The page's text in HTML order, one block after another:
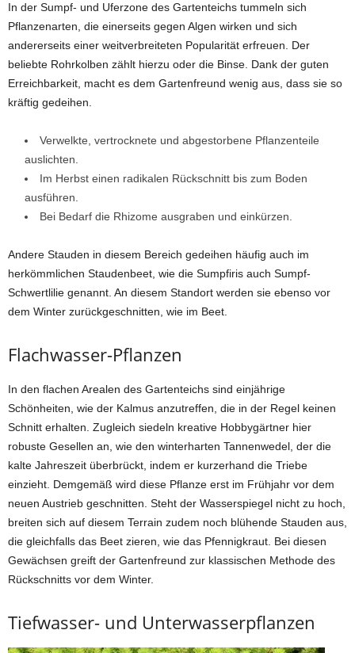
In der Sumpf- und Uferzone des Gartenteichs tummeln sich
Pflanzenarten, die einerseits gegen Algen wirken und sich
andererseits einer weitverbreiteten Popularität erfreuen. Der
beliebte Rohrkolben zählt hierzu oder die Binse. Dank der guten
Erreichbarkeit, macht es dem Gartenfreund wenig aus, dass sie so
kräftig gedeihen.
Verwelkte, vertrocknete und abgestorbene Pflanzenteile
auslichten.
Im Herbst einen radikalen Rückschnitt bis zum Boden
ausführen.
Bei Bedarf die Rhizome ausgraben und einkürzen.
Andere Stauden in diesem Bereich gedeihen häufig auch im
herkömmlichen Staudenbeet, wie die Sumpfiris auch Sumpf-
Schwertlilie genannt. An diesem Standort werden sie ebenso vor
dem Winter zurückgeschnitten, wie im Beet.
Flachwasser-Pflanzen
In den flachen Arealen des Gartenteichs sind einjährige
Schönheiten, wie der Kalmus anzutreffen, die in der Regel keinen
Schnitt erhalten. Zugleich siedeln kreative Hobbygärtner hier
robuste Gesellen an, wie den winterharten Tannenwedel, der die
kalte Jahreszeit überbrückt, indem er kurzerhand die Triebe
einzieht. Demgemäß wird diese Pflanze erst im Frühjahr vor dem
neuen Austrieb geschnitten. Steht der Wasserspiegel nicht zu hoch,
breiten sich auf diesem Terrain zudem noch blühende Stauden aus,
die gleichfalls das Beet zieren, wie das Pfennigkraut. Bei diesen
Gewächsen greift der Gartenfreund zur klassischen Methode des
Rückschnitts vor dem Winter.
Tiefwasser- und Unterwasserpflanzen